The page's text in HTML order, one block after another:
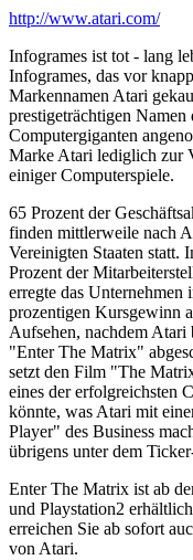
http://www.atari.com/
Infogrames ist tot - lang
Infogrames, das vor
Markennamen Atari
prestigeträchtigen Namen
Computergiganten
Marke Atari lediglich zur
einiger Computerspiele.
65 Prozent der
finden mittlerweile nach
Vereinigten Staaten statt.
Prozent der
erregte das Unternehmen
prozentigen Kursgewinn
Aufsehen, nachdem Atari
"Enter The Matrix"
setzt den Film "The
eines der erfolgreichsten
könnte, was Atari mit
Player" des Business
übrigens unter dem
Enter The Matrix ist ab
und Playstation2
erreichen Sie ab sofort
von Atari.